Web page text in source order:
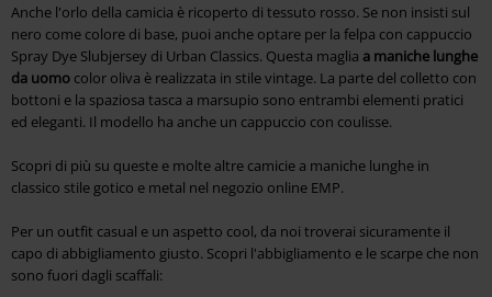
Anche l'orlo della camicia è ricoperto di tessuto rosso. Se non insisti sul
nero come colore di base, puoi anche optare per la felpa con cappuccio
Spray Dye Slubjersey di Urban Classics. Questa maglia a maniche lunghe
da uomo color oliva è realizzata in stile vintage. La parte del colletto con
bottoni e la spaziosa tasca a marsupio sono entrambi elementi pratici
ed eleganti. Il modello ha anche un cappuccio con coulisse.
Scopri di più su queste e molte altre camicie a maniche lunghe in
classico stile gotico e metal nel negozio online EMP.
Per un outfit casual e un aspetto cool, da noi troverai sicuramente il
capo di abbigliamento giusto. Scopri l'abbigliamento e le scarpe che non
sono fuori dagli scaffali: